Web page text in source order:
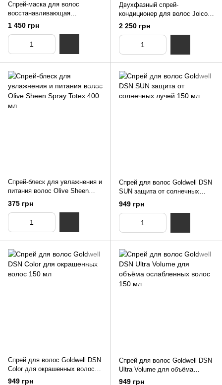
Спрей-маска для волос
восстанавливающая
несмываемая Koster 10в1
Restorative Spray Mask Hairvive
1 450 грн
Двухфазный cпрей-
кондиционер для волос Joico
K-Pak Color Therapy Luster
Lock Multi-Perfector Daily Shine
& Protect Spray 200 мл
2 250 грн
Спрей-блеск для увлажнения и
питания волос Olive Sheen
Spray Totex 400 мл
375 грн
Спрей для волос Goldwell DSN
SUN защита от солнечных
лучей 150 мл
949 грн
Спрей для волос Goldwell DSN
Color для окрашенных волос
150 мл
949 грн
Спрей для волос Goldwell DSN
Ultra Volume для объёма
ослабленных волос 150 мл
949 грн